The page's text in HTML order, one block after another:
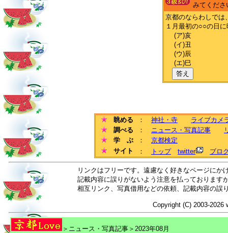
みてくださ
京都のならわしでは
１月最初の○○の日
(ア)亥
(イ)丑
(ウ)辰
(エ)巳
答え
眺める ： 神社・寺
ライブカメ
調べる
： ニュース・写真記事
学 ぶ
： 京都検定
サイト
： トップ twitter ブロ
リンクはフリーです。遠慮なく好きなページに
記載内容に誤りがないよう注意を払っております
相互リンク、写真借用などの依頼、記載内容の誤
Copyright (C) 2003-2026
＞ニュース・写真記事＞2023年08月